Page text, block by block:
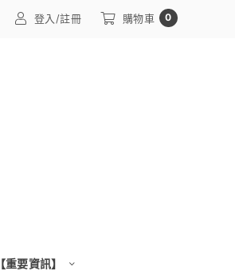
登入/註冊 購物車 0
【重要資訊】